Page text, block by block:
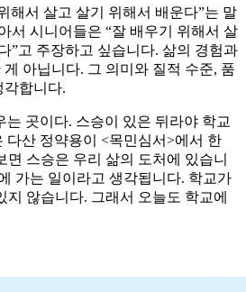
해서 살고 살기 위해서 배운다”는 말
서 시니어들은 “잘 배우기 위해서 살
”고 주장하고 싶습니다. 삶의 경험과
아닙니다. 그 의미와 질적 수준, 품
각합니다.
는 곳이다. 스승이 있은 뒤라야 학교
다산 정약용이 <목민심서>에서 한
면 스승은 우리 삶의 도처에 있습니
가는 일이라고 생각됩니다. 학교가
지 않습니다. 그래서 오늘도 학교에